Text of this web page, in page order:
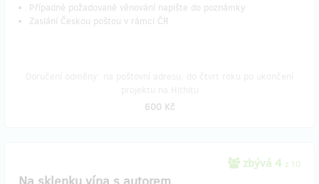
Případné požadované věnování napište do poznámky
Zaslání Českou poštou v rámci ČR
600 Kč
zbývá 4 z 10